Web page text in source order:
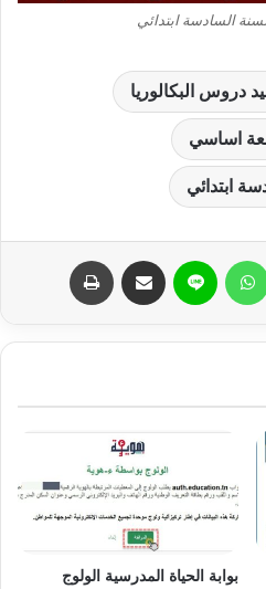
السادسة ابتدائي
دروس البكالوريا
اساسي
ابتدائي
بوابة الحياة المدرسية الولوج